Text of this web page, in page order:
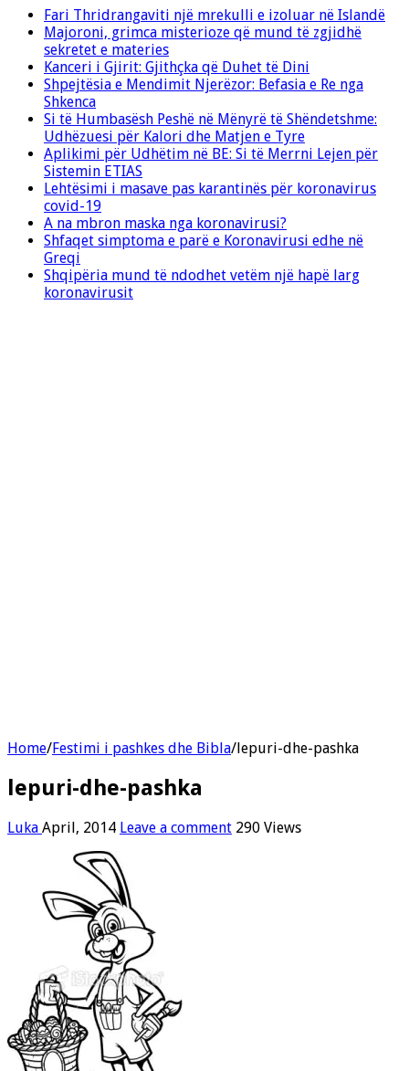
Fari Thridrangaviti një mrekulli e izoluar në Islandë
Majoroni, grimca misterioze që mund të zgjidhë
sekretet e materies
Kanceri i Gjirit: Gjithçka që Duhet të Dini
Shpejtësia e Mendimit Njerëzor: Befasia e Re nga
Shkenca
Si të Humbasësh Peshë në Mënyrë të Shëndetshme:
Udhëzuesi për Kalori dhe Matjen e Tyre
Aplikimi për Udhëtim në BE: Si të Merrni Lejen për
Sistemin ETIAS
Lehtësimi i masave pas karantinës për koronavirus
covid-19
A na mbron maska nga koronavirusi?
Shfaqet simptoma e parë e Koronavirusi edhe në
Greqi
Shqipëria mund të ndodhet vetëm një hapë larg
koronavirusit
Home/Festimi i pashkes dhe Bibla/lepuri-dhe-pashka
lepuri-dhe-pashka
Luka April, 2014 Leave a comment 290 Views